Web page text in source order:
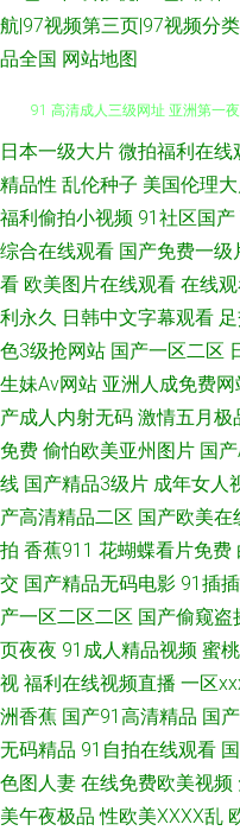
航|97视频第三页|97视频分
品全国 网站地图
A一级日本免费网 日韩肏屄精品
91 高清成人三级网址 亚洲第一
限扩肛另类残忍 伊人网91 黄色
在线看 色9精品 97色永久 三级
狠综合链 91久久香蕉超碰 久久
人AV在线 欧洲无码视频123 91
影 福利姬网站AV 五月天色日韩
久久比比资源色 福利社蜜桃 日
午夜AV婷婷 91网站在线观看呢
美日韩性愛久久 亚洲肉肉网 av
芽极品视觉盛宴 91肏碰 成人亚
日本一级大片 微拍福利在线
精品性 乱伦种子 美国伦理
福利偷拍小视频 91社区国产
综合在线观看 国产免费一级
看 欧美图片在线观看 在线
利永久 日韩中文字幕观看
色3级抢网站 国产一区二区
生妹Av网站 亚洲人成免费网
产成人内射无码 激情五月极
免费 偷怕欧美亚州图片 国
线 国产精品3级片 成年女人
产高清精品二区 国产欧美在
拍 香蕉911 花蝴蝶看片免费
交 国产精品无码电影 91插
产一区二区二区 国产偷窥盗
页夜夜 91成人精品视频 蜜
视 福利在线视频直播 一区
洲香蕉 国产91高清精品 国
无码精品 91自拍在线观看
色图人妻 在线免费欧美视频
美午夜极品 性欧美ⅩⅩⅩⅩ乱